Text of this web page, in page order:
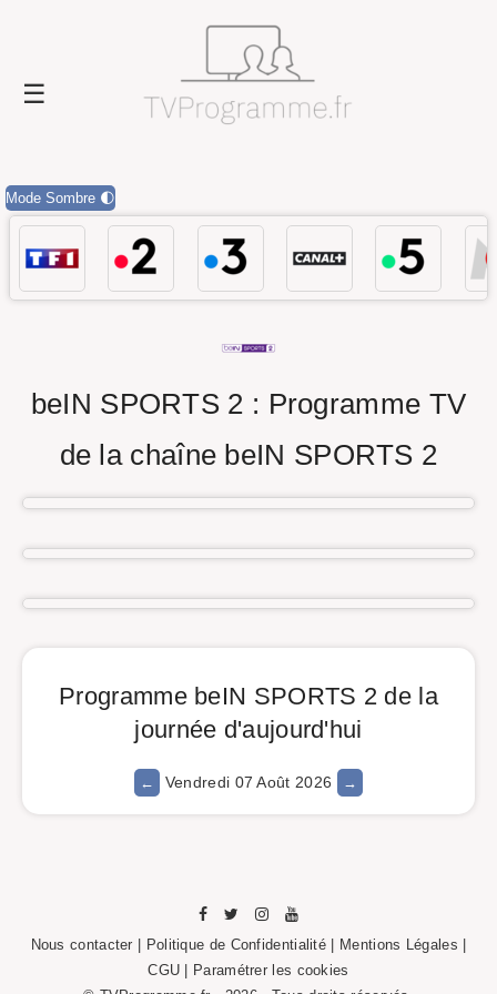
Mode Sombre 🌓
beIN SPORTS 2 : Programme TV
de la chaîne beIN SPORTS 2
Programme beIN SPORTS 2 de la
journée d'aujourd'hui
Vendredi 07 Août 2026
Nous contacter Politique de Confidentialité Mentions Légales
CGU |
Paramétrer les cookies